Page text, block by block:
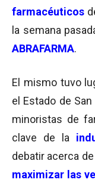
farmacéuticos
la semana
ABRAFARMA.
El mismo tuvo
el Estado de
minoristas de
clave de la
debatir acerca
maximizar las